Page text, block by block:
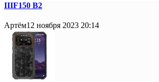
IIIF150 B2
Артём12 ноября 2023 20:14